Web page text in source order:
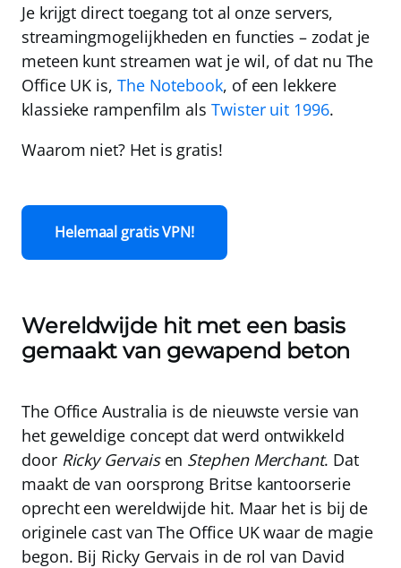
Je krijgt direct toegang tot al onze servers,
streamingmogelijkheden en functies – zodat je
meteen kunt streamen wat je wil, of dat nu The
Office UK is, The Notebook, of een lekkere
klassieke rampenfilm als Twister uit 1996.
Waarom niet? Het is gratis!
Helemaal gratis VPN!
Wereldwijde hit met een basis
gemaakt van gewapend beton
The Office Australia is de nieuwste versie van
het geweldige concept dat werd ontwikkeld
door Ricky Gervais en Stephen Merchant. Dat
maakt de van oorsprong Britse kantoorserie
oprecht een wereldwijde hit. Maar het is bij de
originele cast van The Office UK waar de magie
begon. Bij Ricky Gervais in de rol van David